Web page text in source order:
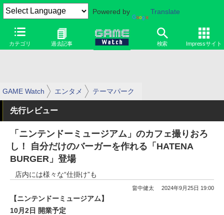
Powered by Translate
カテゴリ 過去記事 検索 Impressサイト
GAME Watch エンタメ テーマパーク
先行レビュー
「ニンテンドーミュージアム」のカフェ撮りおろ
し！ 自分だけのバーガーを作れる「HATENA
BURGER」登場
店内には様々な“仕掛け”も
畠中健太 2024年9月25日 19:00
【ニンテンドーミュージアム】
10月2日 開業予定